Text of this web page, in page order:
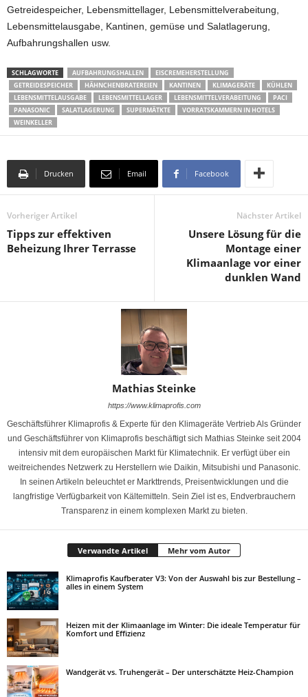
Getreidespeicher, Lebensmittellager, Lebensmittelverabeitung,
Lebensmittelausgabe, Kantinen, gemüse und Salatlagerung,
Aufbahrungshallen usw.
SCHLAGWORTE AUFBAHRUNGSHALLEN
EISCREMEHERSTELLUNG
GETREIDESPEICHER
HÄHNCHENBRATEREIEN KANTINEN KLIMAGERÄTE
KÜHLEN
LEBENSMITTELAUSGABE
LEBENSMITTELLAGER LEBENSMITTELVERABEITUNG
PACI
PANASONIC
SALATLAGERUNG SUPERMÄTKTE
VORRATSKAMMERN IN HOTELS
WEINKELLER
Drucken Email Facebook
Vorheriger Artikel
Tipps zur effektiven
Beheizung Ihrer Terrasse
Nächster Artikel
Unsere Lösung für die
Montage einer
Klimaanlage vor einer
dunklen Wand
Mathias Steinke
https://www.klimaprofis.com
Geschäftsführer Klimaprofis & Experte für den Klimageräte Vertrieb Als Gründer
und Geschäftsführer von Klimaprofis beschäftigt sich Mathias Steinke seit 2004
intensiv mit dem europäischen Markt für Klimatechnik. Er verfügt über ein
weitreichendes Netzwerk zu Herstellern wie Daikin, Mitsubishi und Panasonic.
In seinen Artikeln beleuchtet er Markttrends, Preisentwicklungen und die
langfristige Verfügbarkeit von Kältemitteln. Sein Ziel ist es, Endverbrauchern
Transparenz in einem komplexen Markt zu bieten.
Verwandte Artikel Mehr vom Autor
Klimaprofis Kaufberater V3: Von der Auswahl bis zur Bestellung –
alles in einem System
Heizen mit der Klimaanlage im Winter: Die ideale Temperatur für
Komfort und Effizienz
Wandgerät vs. Truhengerät – Der unterschätzte Heiz-Champion